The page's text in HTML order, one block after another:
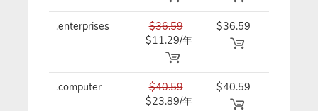
.enterprises
$36.59
$11.29/年
$36.59
.computer
$40.59
$23.89/年
$40.59